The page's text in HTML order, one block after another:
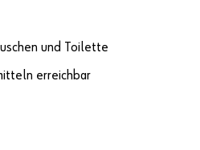
und Toilette
erreichbar